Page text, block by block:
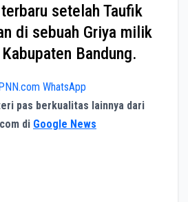
setelah Taufik
di sebuah Griya milik
Bandung.
pas berkualitas lainnya dari
di Google News